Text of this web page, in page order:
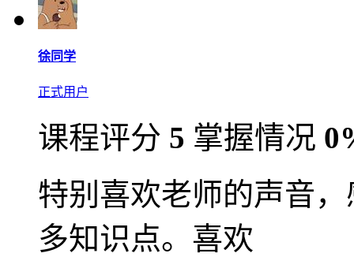
徐同学
正式用户
课程评分 5 掌握情况
特别喜欢老师的声音
多知识点。喜欢